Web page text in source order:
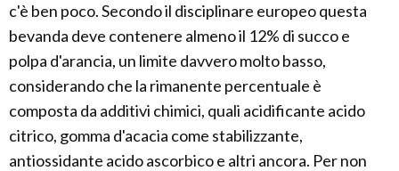
c'è ben poco. Secondo il disciplinare europeo questa
bevanda deve contenere almeno il 12% di succo e
polpa d'arancia, un limite davvero molto basso,
considerando che la rimanente percentuale è
composta da additivi chimici, quali acidificante acido
citrico, gomma d'acacia come stabilizzante,
antiossidante acido ascorbico e altri ancora. Per non